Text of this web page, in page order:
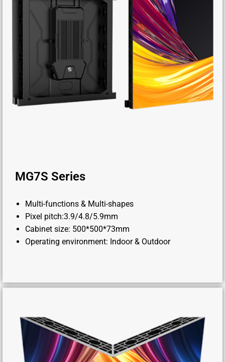
MG7S Series
Multi-functions & Multi-shapes
Pixel pitch:3.9/4.8/5.9mm
Cabinet size: 500*500*73mm
Operating environment: Indoor & Outdoor